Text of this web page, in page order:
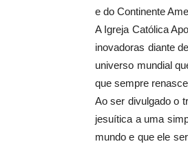
e do Continente
A Igreja Católica
inovadoras diante
universo mundial
que sempre
Ao ser divulgado o
jesuítica a uma
mundo e que ele